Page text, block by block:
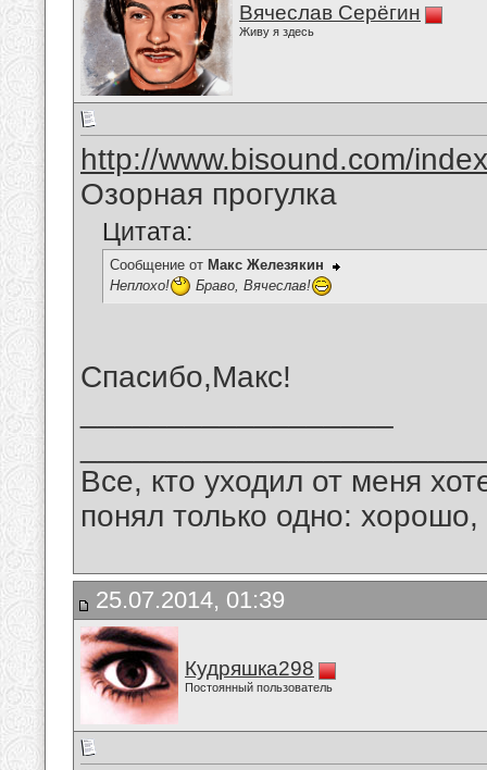
Вячеслав Серёгин
Живу я здесь
http://www.bisound.com/
Озорная прогулка
Цитата:
Сообщение от Макс Железякин
Неплохо!
Браво, Вячеслав!
Спасибо,Макс!
Все, кто уходил от меня
понял только одно:
25.07.2014, 01:39
Кудряшка298
Постоянный пользователь